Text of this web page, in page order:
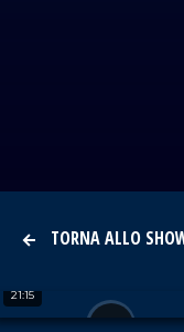
TORNA ALLO
21:15